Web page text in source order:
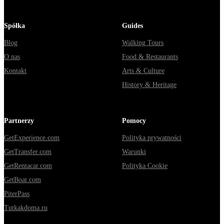
Spółka
Blog
O nas
Kontakt
Guides
Walking Tours
Food & Restaurants
Arts & Culture
History & Heritage
Partnerzy
GetExperience.com
GetTransfer.com
GetRentacar.com
GetBoat.com
PiterPass
Tutkakdoma.ru
Pomocy
Polityka prywatności
Warunki
Polityka Cookie